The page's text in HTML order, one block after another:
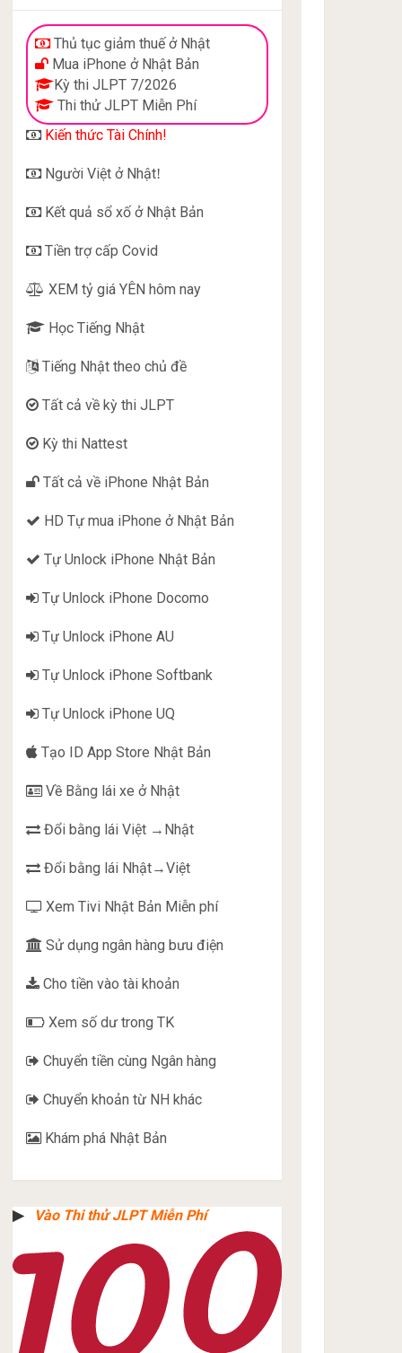
Thủ tục giảm thuế ở Nhật
Mua iPhone ở Nhật Bản
Kỳ thi JLPT 7/2026
Thi thử JLPT Miễn Phí
Kiến thức Tài Chính!
Người Việt ở Nhật!
Kết quả sổ xố ở Nhật Bản
Tiền trợ cấp Covid
XEM tỷ giá YÊN hôm nay
Học Tiếng Nhật
Tiếng Nhật theo chủ đề
Tất cả về kỳ thi JLPT
Kỳ thi Nattest
Tất cả về iPhone Nhật Bản
HD Tự mua iPhone ở Nhật Bản
Tự Unlock iPhone Nhật Bản
Tự Unlock iPhone Docomo
Tự Unlock iPhone AU
Tự Unlock iPhone Softbank
Tự Unlock iPhone UQ
Tạo ID App Store Nhật Bản
Về Bằng lái xe ở Nhật
Đổi bằng lái Việt →Nhật
Đổi bằng lái Nhật→Việt
Xem Tivi Nhật Bản Miễn phí
Sử dụng ngân hàng bưu điện
Cho tiền vào tài khoản
Xem số dư trong TK
Chuyển tiền cùng Ngân hàng
Chuyển khoản từ NH khác
Khám phá Nhật Bản
▶︎ Vào Thi thử JLPT Miễn Phí